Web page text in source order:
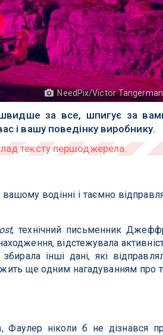
NeedPix/Victor
за все, шпигує за
і вашу поведінку виробнику.
водінні і таємно
, технічний письменник
відстежувала
інші дані, які
ще одним нагадуванням про
ніколи б не дізнався